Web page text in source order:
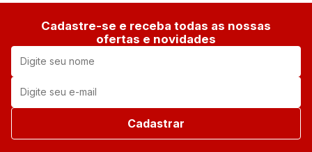
Cadastre-se e receba todas as nossas
ofertas e novidades
Cadastrar